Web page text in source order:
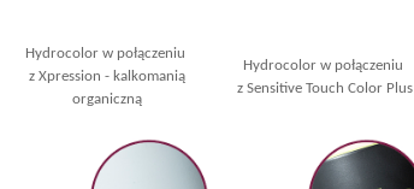
Hydrocolor w połączeniu
z Xpression - kalkomanią
organiczną
Hydrocolor w połączeniu
z Sensitive Touch Color Plus